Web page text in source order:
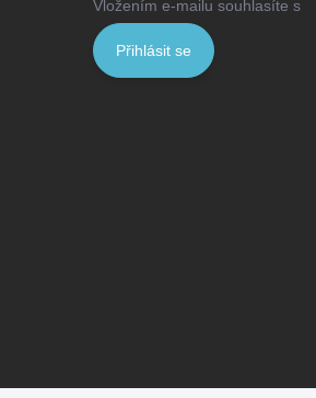
Vložením e-mailu souhlasíte s
Přihlásit se